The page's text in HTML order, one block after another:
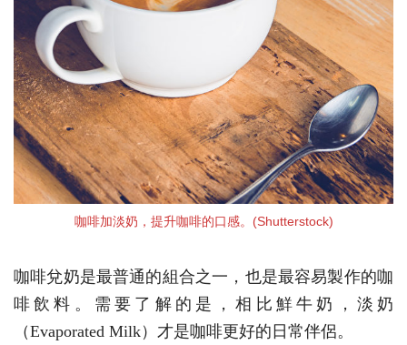
咖啡加淡奶，提升咖啡的口感。(Shutterstock)
咖啡兌奶是最普通的組合之一，也是最容易製作的咖
啡飲料。需要了解的是，相比鮮牛奶，淡奶
（Evaporated Milk）才是咖啡更好的日常伴侶。